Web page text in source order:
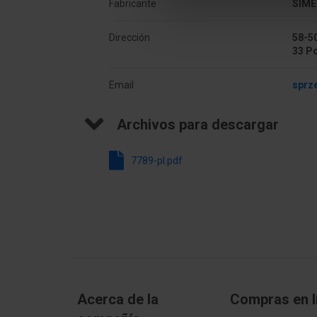
51
Głębokość 146
Fabricante
Dirección
58-
33
Email
Archivos para descargar
7789-pl.pdf
Acerca de la
Compras en